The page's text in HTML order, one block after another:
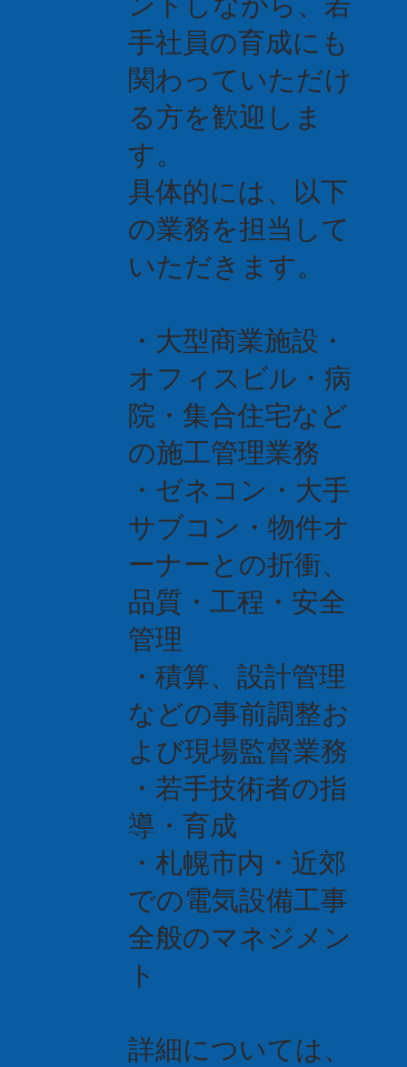
手社員の育成にも
関わっていただけ
る方を歓迎しま
す。
具体的には、以下
の業務を担当して
いただきます。
・大型商業施設・
オフィスビル・病
院・集合住宅など
の施工管理業務
・ゼネコン・大手
サブコン・物件オ
ーナーとの折衝、
品質・工程・安全
管理
・積算、設計管理
などの事前調整お
よび現場監督業務
・若手技術者の指
導・育成
・札幌市内・近郊
での電気設備工事
全般のマネジメン
ト
詳細については、